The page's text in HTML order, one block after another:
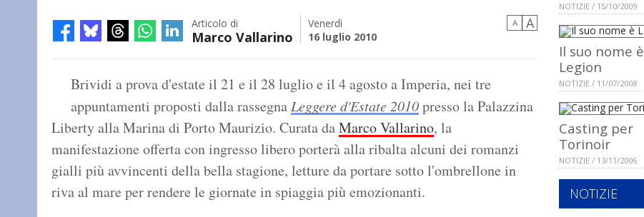
Articolo di
Marco Vallarino
Venerdì
16 luglio 2010
A A
Brividi a prova d'estate il 21 e il 28 luglio e il 4 agosto a Imperia, nei tre
appuntamenti proposti dalla rassegnaLeggere d'Estate 2010presso la Palazzina
Liberty alla Marina di Porto Maurizio. Curata daMarco Vallarino, la
manifestazione offerta con ingresso libero porterà alla ribalta alcuni dei romanzi
gialli più avvincenti della bella stagione, letture da portare sotto l'ombrellone in
riva al mare per rendere le giornate in spiaggia più emozionanti.
NOTIZIE / 15/10/2009
Il suo nome è
Legion
NOTIZIE / 11/07/2008
Casting per
Torinoir
NOTIZIE / 13/11/2006
NOTIZIE